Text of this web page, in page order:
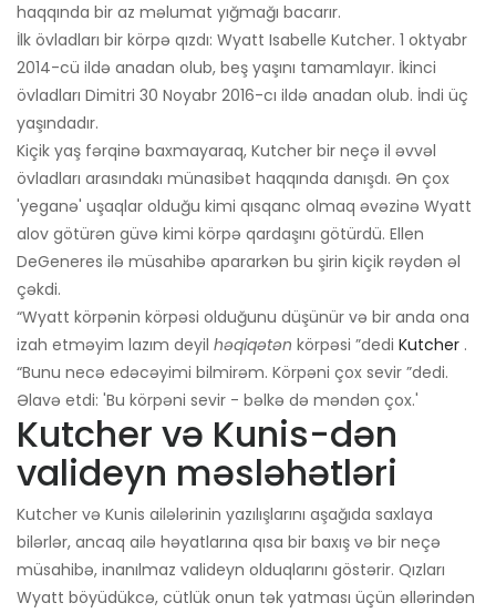
haqqında bir az məlumat yığmağı bacarır.
İlk övladları bir körpə qızdı: Wyatt Isabelle Kutcher. 1 oktyabr
2014-cü ildə anadan olub, beş yaşını tamamlayır. İkinci
övladları Dimitri 30 Noyabr 2016-cı ildə anadan olub. İndi üç
yaşındadır.
Kiçik yaş fərqinə baxmayaraq, Kutcher bir neçə il əvvəl
övladları arasındakı münasibət haqqında danışdı. Ən çox
'yeganə' uşaqlar olduğu kimi qısqanc olmaq əvəzinə Wyatt
alov götürən güvə kimi körpə qardaşını götürdü. Ellen
DeGeneres ilə müsahibə apararkən bu şirin kiçik rəydən əl
çəkdi.
“Wyatt körpənin körpəsi olduğunu düşünür və bir anda ona
izah etməyim lazım deyil həqiqətən körpəsi ”dedi Kutcher .
“Bunu necə edəcəyimi bilmirəm. Körpəni çox sevir ”dedi.
Əlavə etdi: 'Bu körpəni sevir - bəlkə də məndən çox.'
Kutcher və Kunis-dən
valideyn məsləhətləri
Kutcher və Kunis ailələrinin yazılışlarını aşağıda saxlaya
bilərlər, ancaq ailə həyatlarına qısa bir baxış və bir neçə
müsahibə, inanılmaz valideyn olduqlarını göstərir. Qızları
Wyatt böyüdükcə, cütlük onun tək yatması üçün əllərindən